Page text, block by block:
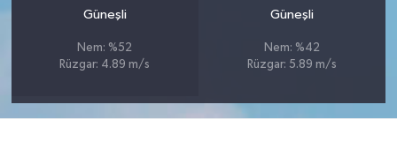
Güneşli
Nem: %52
Rüzgar: 4.89 m/s
Güneşli
Nem: %42
Rüzgar: 5.89 m/s